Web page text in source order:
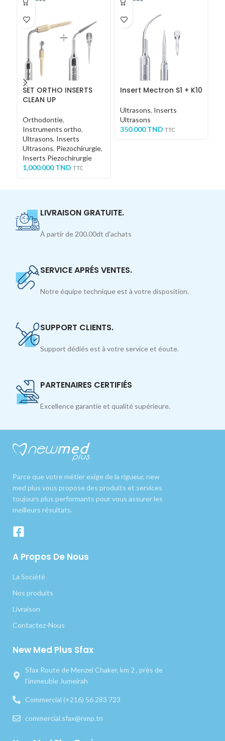
SET ORTHO INSERTS
CLEAN UP
Orthodontie,
Instruments ortho,
Ultrasons, Inserts
Ultrasons, Piezochirurgie,
Inserts Piezochirurgie
1,000.000TND TTC
Insert Mectron S1 + K10
Ultrasons, Inserts
Ultrasons
350.000TND TTC
LIVRAISON GRATUITE.
À partir de 200.00dt d'achats
SERVICE APRÉS VENTES.
Notre équipe technique est à votre disposition.
SUPPORT CLIENTS.
Support dédiés est à votre service et éoute.
PARTENAIRES CERTIFIÉS
Excellence garantie et qualité supérieure.
Parce que votre métier exige de la rigueur, new
med plus vous propose des produits et services
toujours plus performants pour vous assurer les
meilleurs résultats.
A Propos De Nous
La Société
Nos produits
Livraison
Contactez-Nous
New Med Plus Sfax
Sfax Route de Menzel Chaker, km 2 , près de
l’immeuble Jumeirah
Commercial (+216) 56 283 723
commercial.sfax@nmp.tn